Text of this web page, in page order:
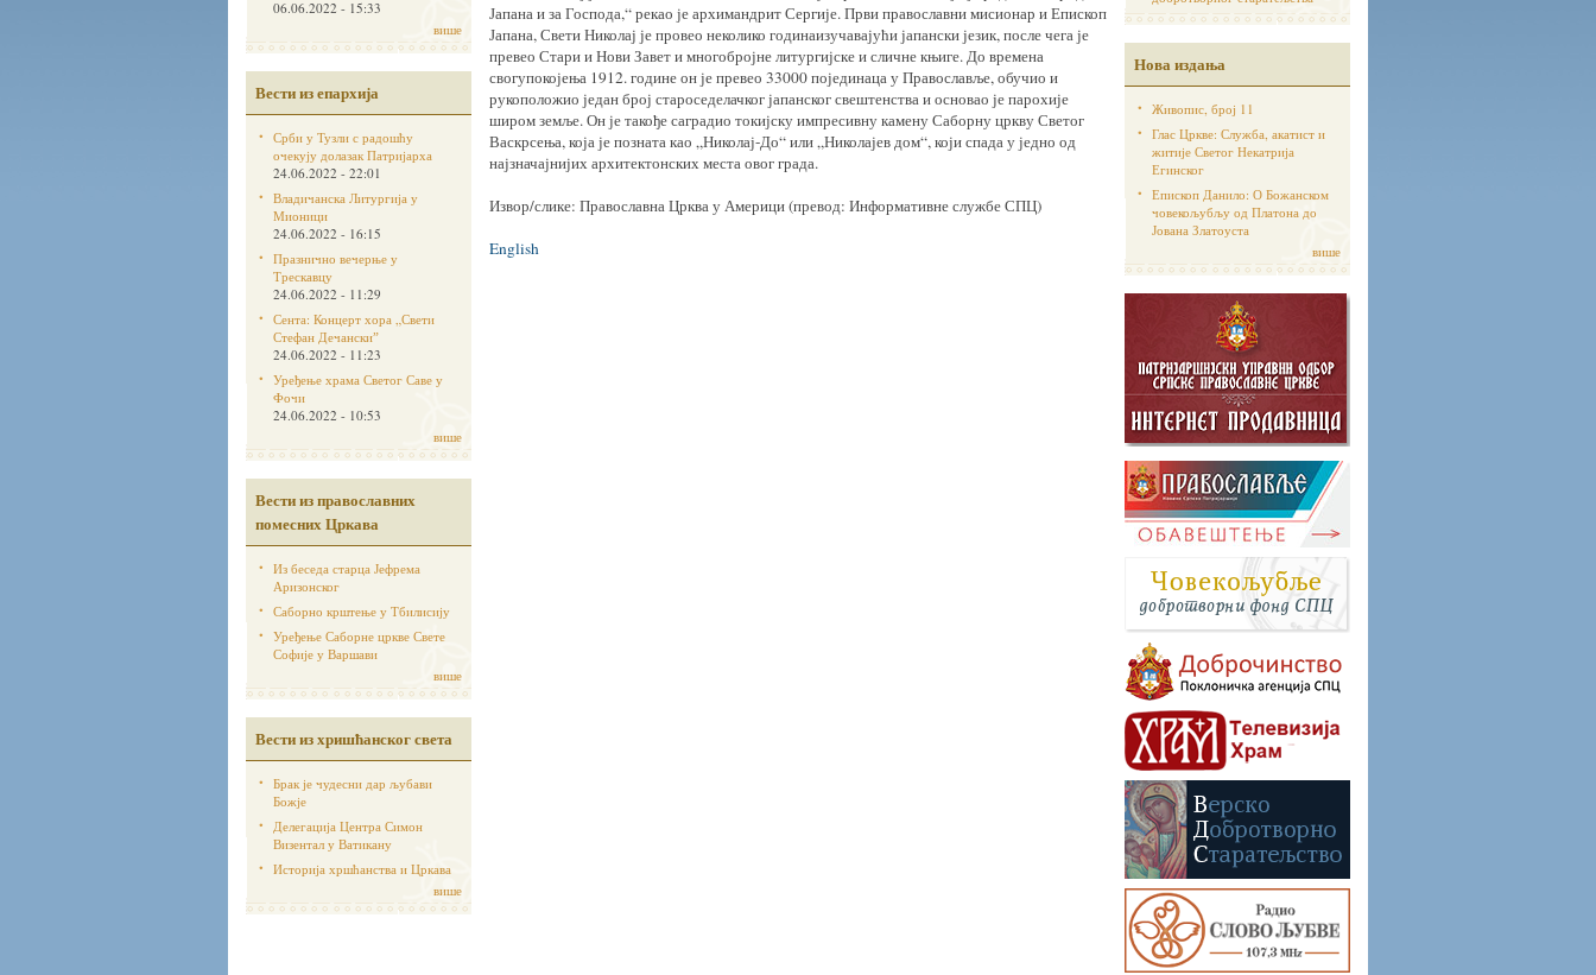
06.06.2022 - 15:33
више
Вести из епархија
Срби у Тузли с радошћу
очекују долазак Патријарха
24.06.2022 - 22:01
Владичанска Литургија у
Мионици
24.06.2022 - 16:15
Празнично вечерње у
Трескавцу
24.06.2022 - 11:29
Сента: Концерт хора „Свети
Стефан Дечанскиˮ
24.06.2022 - 11:23
Уређење храма Светог Саве у
Фочи
24.06.2022 - 10:53
више
Вести из православних
помесних Цркава
Из беседа старца Јефрема
Аризонског
Саборно крштење у Тбилисију
Уређење Саборне цркве Свете
Софије у Варшави
више
Вести из хришћанског света
Брак је чудесни дар љубави
Божје
Делегација Центра Симон
Визентал у Ватикану
Историја хршћанства и Цркава
више
Јапана и за Господа,“ рекао је архимандрит Сергије. Први православни мисионар и Епископ
Јапана, Свети Николај је провео неколико годинаизучавајући јапански језик, после чега је
превео Стари и Нови Завет и многобројне литургијске и сличне књиге. До времена
свогупокојења 1912. године он је превео 33000 појединаца у Православље, обучио и
рукоположио један број староседелачког јапанског свештенства и основао је парохије
широм земље. Он је такође саградио токијску импресивну камену Саборну цркву Светог
Васкрсења, која је позната као „Николај-До“ или „Николајев дом“, који спада у једно од
најзначајнијих архитектонских места овог града.
Извор/слике: Православна Црква у Америци (превод: Информативне службе СПЦ)
English
Нова издања
Живопис, број 11
Глас Цркве: Служба, акатист и
житије Светог Некатрија
Егинског
Епископ Данило: О Божанском
човекољубљу од Платона до
Јована Златоуста
више